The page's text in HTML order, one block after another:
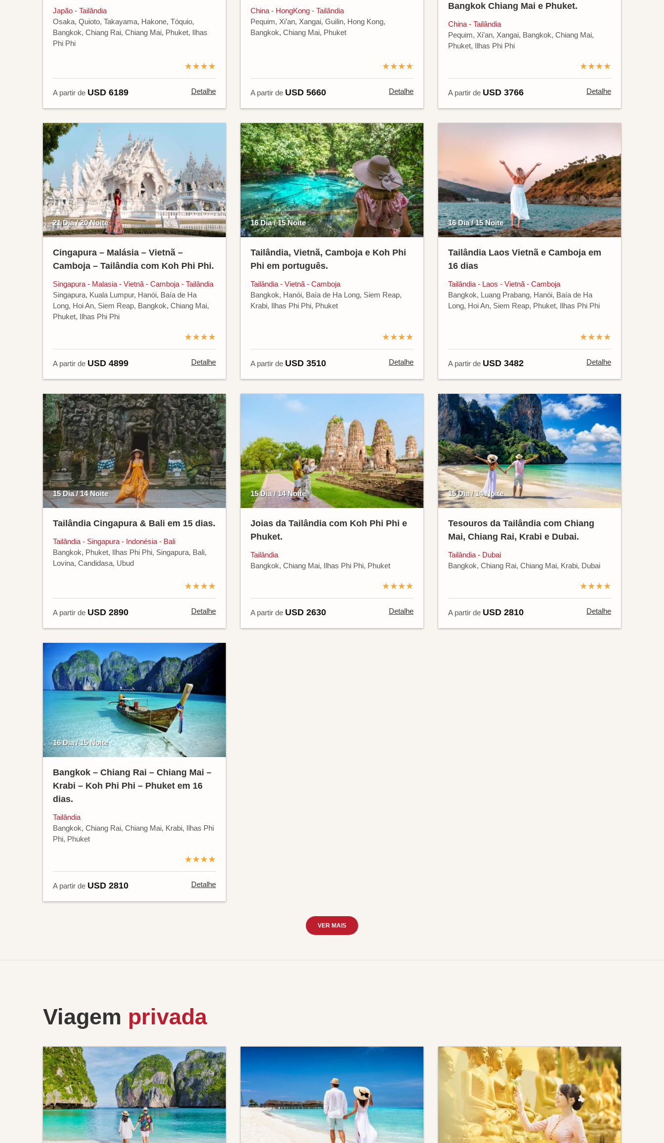
Japão - Tailândia
Osaka, Quioto, Takayama, Hakone, Tóquio,
Bangkok, Chiang Rai, Chiang Mai, Phuket, Ilhas
Phi Phi
★★★★
A partir de USD 6189 Detalhe
China - HongKong - Tailândia
Pequim, Xi’an, Xangai, Guilin, Hong Kong,
Bangkok, Chiang Mai, Phuket
★★★★
A partir de USD 5660 Detalhe
Bangkok Chiang Mai e Phuket.
China - Tailândia
Pequim, Xi’an, Xangai, Bangkok, Chiang Mai,
Phuket, Ilhas Phi Phi
★★★★
A partir de USD 3766 Detalhe
21 Dia / 20 Noite
Cingapura – Malásia – Vietnã –
Camboja – Tailândia com Koh Phi Phi.
Singapura - Malasia - Vietnã - Camboja - Tailândia
Singapura, Kuala Lumpur, Hanói, Baía de Ha
Long, Hoi An, Siem Reap, Bangkok, Chiang Mai,
Phuket, Ilhas Phi Phi
★★★★
A partir de USD 4899 Detalhe
16 Dia / 15 Noite
Tailândia, Vietnã, Camboja e Koh Phi
Phi em português.
Tailândia - Vietnã - Camboja
Bangkok, Hanói, Baía de Ha Long, Siem Reap,
Krabi, Ilhas Phi Phi, Phuket
★★★★
A partir de USD 3510 Detalhe
16 Dia / 15 Noite
Tailândia Laos Vietnã e Camboja em
16 dias
Tailândia - Laos - Vietnã - Camboja
Bangkok, Luang Prabang, Hanói, Baía de Ha
Long, Hoi An, Siem Reap, Phuket, Ilhas Phi Phi
★★★★
A partir de USD 3482 Detalhe
15 Dia / 14 Noite
Tailândia Cingapura & Bali em 15 dias.
Tailândia - Singapura - Indonésia - Bali
Bangkok, Phuket, Ilhas Phi Phi, Singapura, Bali,
Lovina, Candidasa, Ubud
★★★★
A partir de USD 2890 Detalhe
15 Dia / 14 Noite
Joias da Tailândia com Koh Phi Phi e
Phuket.
Tailândia
Bangkok, Chiang Mai, Ilhas Phi Phi, Phuket
★★★★
A partir de USD 2630 Detalhe
15 Dia / 14 Noite
Tesouros da Tailândia com Chiang
Mai, Chiang Rai, Krabi e Dubai.
Tailândia - Dubai
Bangkok, Chiang Rai, Chiang Mai, Krabi, Dubai
★★★★
A partir de USD 2810 Detalhe
16 Dia / 15 Noite
Bangkok – Chiang Rai – Chiang Mai –
Krabi – Koh Phi Phi – Phuket em 16
dias.
Tailândia
Bangkok, Chiang Rai, Chiang Mai, Krabi, Ilhas Phi
Phi, Phuket
★★★★
A partir de USD 2810 Detalhe
VER MAIS
Viagem privada